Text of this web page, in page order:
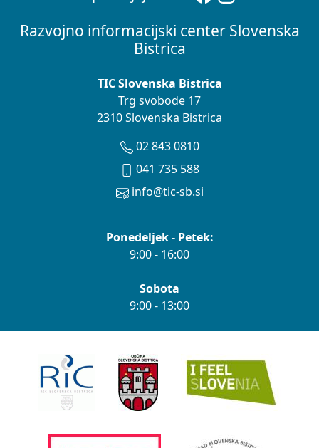
Razvojno informacijski center Slovenska
Bistrica
TIC Slovenska Bistrica
Trg svobode 17
2310 Slovenska Bistrica
02 843 0810
041 735 588
info@tic-sb.si
Ponedeljek - Petek:
9:00 - 16:00
Sobota
9:00 - 13:00